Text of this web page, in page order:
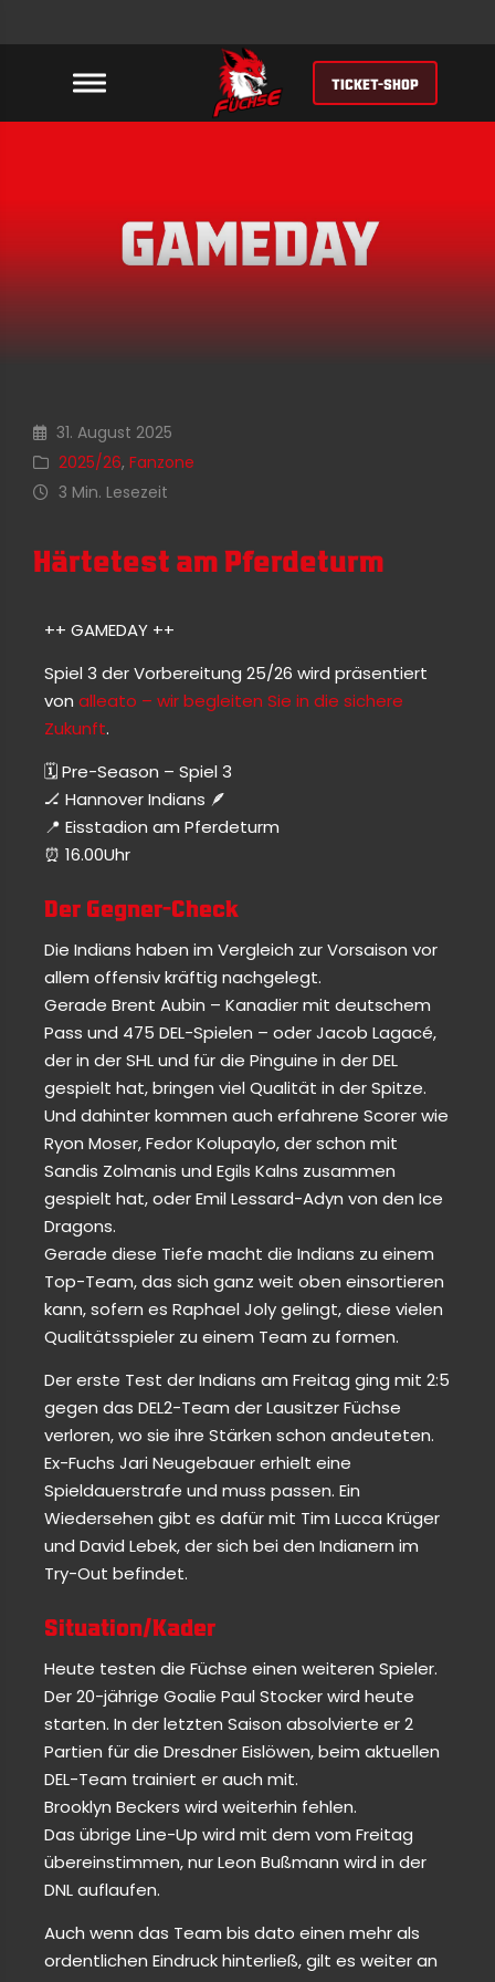
TICKET-SHOP
31. August 2025
2025/26, Fanzone
3 Min. Lesezeit
Härtetest am Pferdeturm
++ GAMEDAY ++
Spiel 3 der Vorbereitung 25/26 wird präsentiert
von alleato – wir begleiten Sie in die sichere
Zukunft.
🗓 Pre-Season – Spiel 3
🏒 Hannover Indians 🪶
📍 Eisstadion am Pferdeturm
⏰️ 16.00Uhr
Der Gegner-Check
Die Indians haben im Vergleich zur Vorsaison vor
allem offensiv kräftig nachgelegt.
Gerade Brent Aubin – Kanadier mit deutschem
Pass und 475 DEL-Spielen – oder Jacob Lagacé,
der in der SHL und für die Pinguine in der DEL
gespielt hat, bringen viel Qualität in der Spitze.
Und dahinter kommen auch erfahrene Scorer wie
Ryon Moser, Fedor Kolupaylo, der schon mit
Sandis Zolmanis und Egils Kalns zusammen
gespielt hat, oder Emil Lessard-Adyn von den Ice
Dragons.
Gerade diese Tiefe macht die Indians zu einem
Top-Team, das sich ganz weit oben einsortieren
kann, sofern es Raphael Joly gelingt, diese vielen
Qualitätsspieler zu einem Team zu formen.
Der erste Test der Indians am Freitag ging mit 2:5
gegen das DEL2-Team der Lausitzer Füchse
verloren, wo sie ihre Stärken schon andeuteten.
Ex-Fuchs Jari Neugebauer erhielt eine
Spieldauerstrafe und muss passen. Ein
Wiedersehen gibt es dafür mit Tim Lucca Krüger
und David Lebek, der sich bei den Indianern im
Try-Out befindet.
Situation/Kader
Heute testen die Füchse einen weiteren Spieler.
Der 20-jährige Goalie Paul Stocker wird heute
starten. In der letzten Saison absolvierte er 2
Partien für die Dresdner Eislöwen, beim aktuellen
DEL-Team trainiert er auch mit.
Brooklyn Beckers wird weiterhin fehlen.
Das übrige Line-Up wird mit dem vom Freitag
übereinstimmen, nur Leon Bußmann wird in der
DNL auflaufen.
Auch wenn das Team bis dato einen mehr als
ordentlichen Eindruck hinterließ, gilt es weiter an